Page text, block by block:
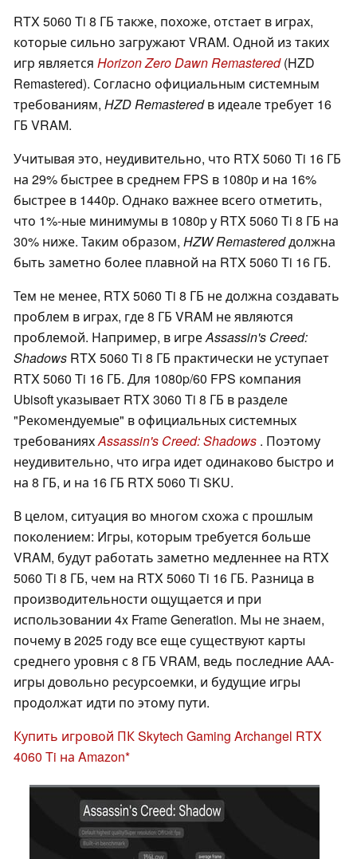
RTX 5060 Ti 8 ГБ также, похоже, отстает в играх,
которые сильно загружают VRAM. Одной из таких
игр является Horizon Zero Dawn Remastered(HZD
Remastered). Согласно официальным системным
требованиям, HZD Remasteredв идеале требует 16
ГБ VRAM.
Учитывая это, неудивительно, что RTX 5060 Ti 16 ГБ
на 29% быстрее в среднем FPS в 1080p и на 16%
быстрее в 1440p. Однако важнее всего отметить,
что 1%-ные минимумы в 1080p у RTX 5060 Ti 8 ГБ на
30% ниже. Таким образом, HZW Remasteredдолжна
быть заметно более плавной на RTX 5060 Ti 16 ГБ.
Тем не менее, RTX 5060 Ti 8 ГБ не должна создавать
проблем в играх, где 8 ГБ VRAM не являются
проблемой. Например, в игреAssassin's Creed:
Shadows RTX 5060 Ti 8 ГБ практически не уступает
RTX 5060 Ti 16 ГБ. Для 1080p/60 FPS компания
Ubisoft указывает RTX 3060 Ti 8 ГБ в разделе
"Рекомендуемые" в официальных системных
требованияхAssassin's Creed: Shadows . Поэтому
неудивительно, что игра идет одинаково быстро и
на 8 ГБ, и на 16 ГБ RTX 5060 Ti SKU.
В целом, ситуация во многом схожа с прошлым
поколением: Игры, которым требуется больше
VRAM, будут работать заметно медленнее на RTX
5060 Ti 8 ГБ, чем на RTX 5060 Ti 16 ГБ. Разница в
производительности ощущается и при
использовании 4x Frame Generation. Мы не знаем,
почему в 2025 году все еще существуют карты
среднего уровня с 8 ГБ VRAM, ведь последние ААА-
игры довольно ресурсоемки, и будущие игры
продолжат идти по этому пути.
Купить игровой ПК Skytech Gaming Archangel RTX
4060 Ti на Amazon